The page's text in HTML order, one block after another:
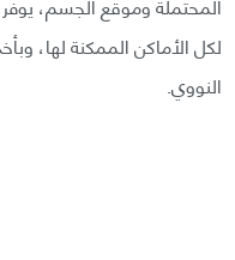
لكل الأماكن الممكنة لها،
النووي.